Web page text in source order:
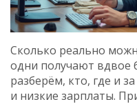
Сколько реально
одни получают вдвое
разберём, кто, где и
и низкие зарплаты.